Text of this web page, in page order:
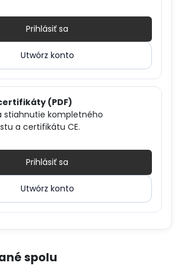
Prihlásiť sa
Utwórz konto
(PDF)
stiahnutie kompletného
a certifikátu CE.
Prihlásiť sa
Utwórz konto
spolu